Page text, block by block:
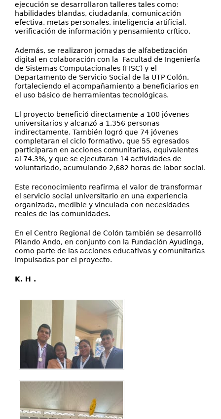
ejecución se desarrollaron talleres tales como:
habilidades blandas, ciudadanía, comunicación
efectiva, metas personales, inteligencia artificial,
verificación de información y pensamiento crítico.
Además, se realizaron jornadas de alfabetización
digital en colaboración con la Facultad de Ingeniería
de Sistemas Computacionales (FISC) y el
Departamento de Servicio Social de la UTP Colón,
fortaleciendo el acompañamiento a beneficiarios en
el uso básico de herramientas tecnológicas.
El proyecto benefició directamente a 100 jóvenes
universitarios y alcanzó a 1,356 personas
indirectamente. También logró que 74 jóvenes
completaran el ciclo formativo, que 55 egresados
participaran en acciones comunitarias, equivalentes
al 74.3%, y que se ejecutaran 14 actividades de
voluntariado, acumulando 2,682 horas de labor social.
Este reconocimiento reafirma el valor de transformar
el servicio social universitario en una experiencia
organizada, medible y vinculada con necesidades
reales de las comunidades.
En el Centro Regional de Colón también se desarrolló
Pilando Ando, en conjunto con la Fundación Ayudinga,
como parte de las acciones educativas y comunitarias
impulsadas por el proyecto.
K. H .